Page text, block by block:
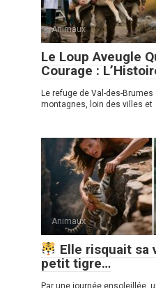
Animaux
Le Loup Aveugle
Courage :
Le refuge de Val-des-
montagnes, loin des villes et
Animaux
Elle risquait sa
petit tigre…
Par une journée ensoleillée,